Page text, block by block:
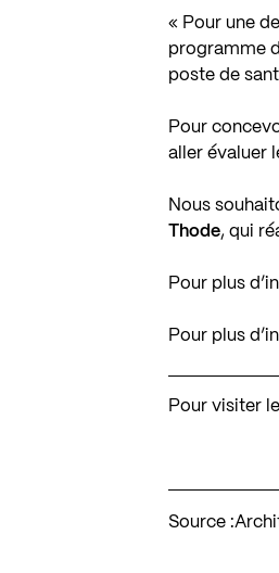
« Pour une
programme
poste de
Pour
aller évaluer
Nous
Thode, qui
Pour plus
Pour plus
Pour visiter
Source :